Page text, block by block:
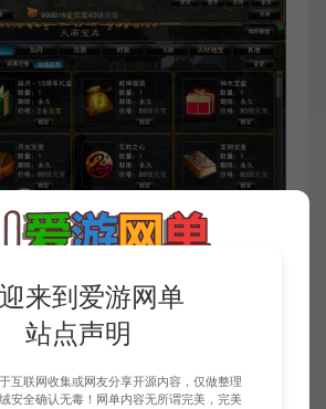
来到爱游网单
站点声明
互联网收集或网友分享开源内容，仅做整理
安全确认无毒！网单内容无所谓完美，完美